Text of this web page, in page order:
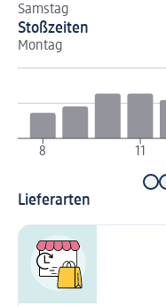
Samstag
Stoßzeiten
Montag
8 11
Lieferarten